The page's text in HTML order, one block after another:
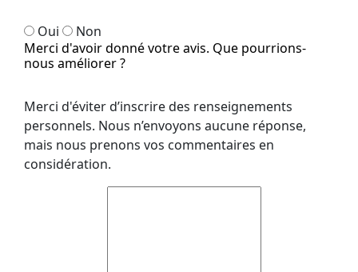
Oui
Non
Merci d'avoir donné votre avis. Que pourrions-
nous améliorer ?
Merci d'éviter d’inscrire des renseignements
personnels. Nous n’envoyons aucune réponse,
mais nous prenons vos commentaires en
considération.